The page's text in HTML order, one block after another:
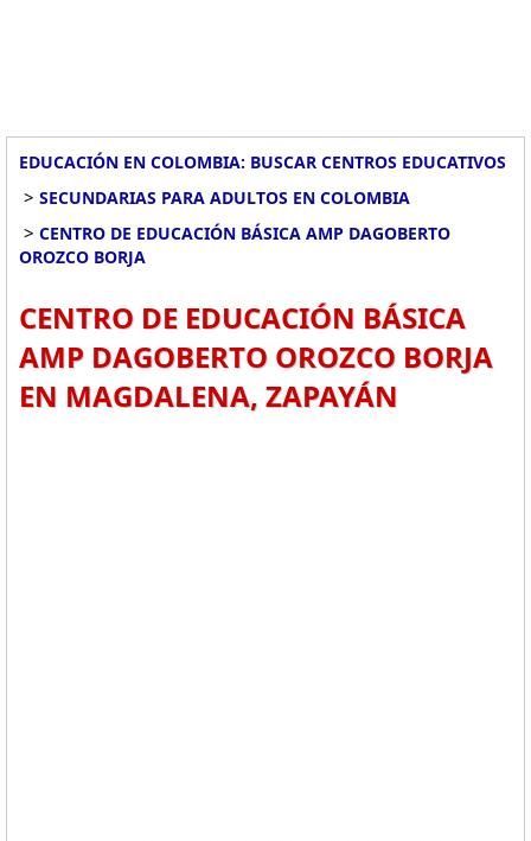
EDUCACIÓN EN COLOMBIA: BUSCAR CENTROS EDUCATIVOS
> SECUNDARIAS PARA ADULTOS EN COLOMBIA
> CENTRO DE EDUCACIÓN BÁSICA AMP DAGOBERTO
OROZCO BORJA
CENTRO DE EDUCACIÓN BÁSICA
AMP DAGOBERTO OROZCO BORJA
EN MAGDALENA, ZAPAYÁN